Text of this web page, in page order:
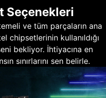
Seçenekleri
ve tüm parçaların ana
chipsetlerinin kullanıldığı
bekliyor. İhtiyacına en
sınırlarını sen belirle.